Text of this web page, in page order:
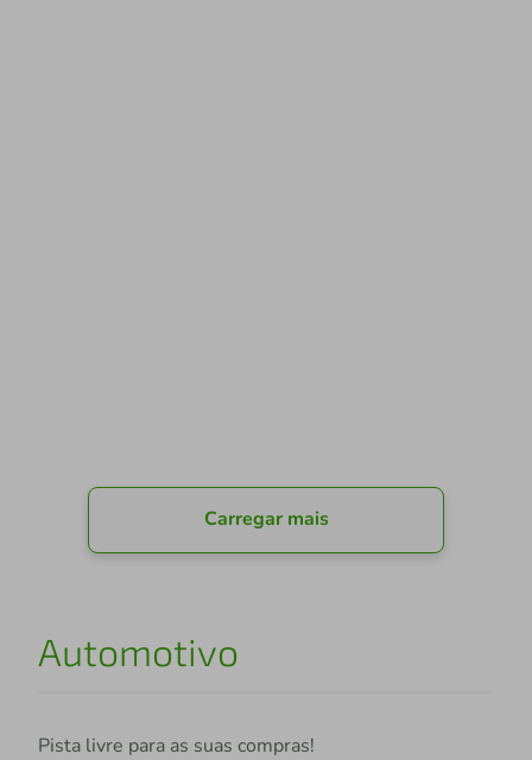
Carregar mais
Automotivo
Pista livre para as suas compras!